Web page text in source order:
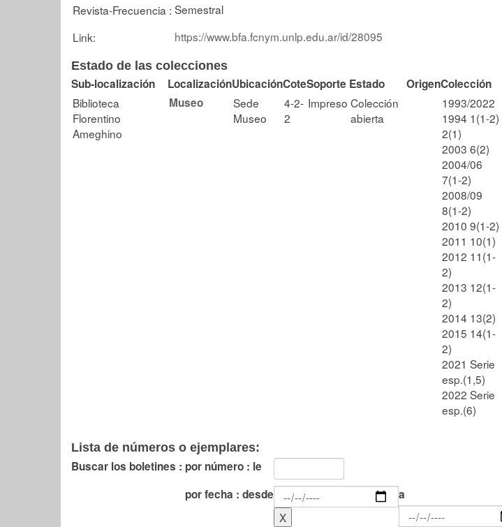
Revista-Frecuencia : Semestral
Link:
https://www.bfa.fcnym.unlp.edu.ar/id/28095
Estado de las colecciones
Sub-localización LocalizaciónUbicaciónCoteSoporte Estado OrigenColección
Biblioteca
Florentino
Ameghino
Museo
Sede
Museo
4-2-
2
Impreso Colección
abierta
1993/2022
1994 1(1-2)
2(1)
2003 6(2)
2004/06
7(1-2)
2008/09
8(1-2)
2010 9(1-2)
2011 10(1)
2012 11(1-
2)
2013 12(1-
2)
2014 13(2)
2015 14(1-
2)
2021 Serie
esp.(1,5)
2022 Serie
esp.(6)
Lista de números o ejemplares:
Buscar los boletines : por número : le
por fecha : desde
a